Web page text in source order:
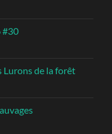
#30
Lurons de la forêt